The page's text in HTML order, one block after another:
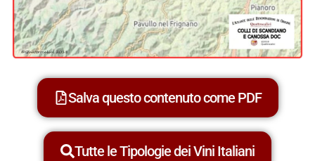
Salva questo contenuto come PDF
Tutte le Tipologie dei Vini Italiani